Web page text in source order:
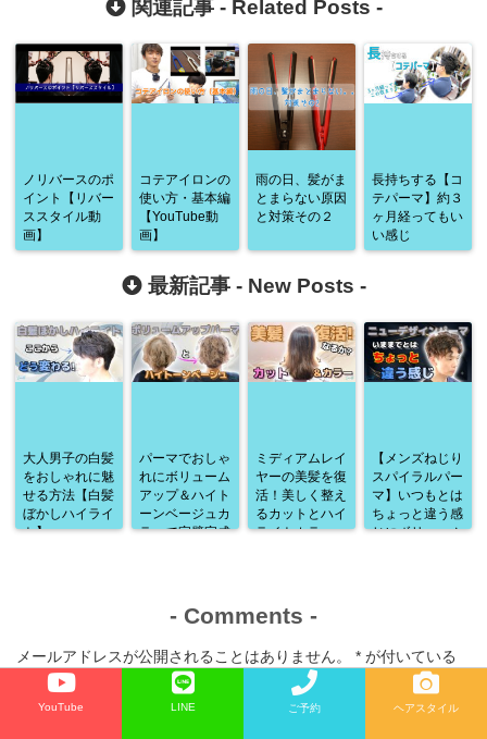
関連記事 - Related Posts -
ノリバースのポ
イント【リバー
ススタイル動
画】
コテアイロンの
使い方・基本編
【YouTube動
画】
雨の日、髪がま
とまらない原因
と対策その２
長持ちする【コ
テパーマ】約３
ヶ月経ってもい
い感じ
最新記事 - New Posts -
大人男子の白髪
をおしゃれに魅
せる方法【白髪
ぼかしハイライ
ト】
パーマでおしゃ
れにボリューム
アップ＆ハイト
ーンベージュカ
ラーで完璧完成
ミディアムレイ
ヤーの美髪を復
活！美しく整え
るカットとハイ
ライトカラー
【メンズねじり
スパイラルパー
マ】いつもとは
ちょっと違う感
じにボリューム
- Comments -
メールアドレスが公開されることはありません。 * が付いている
欄は必須項目です
コメント*
YouTube LINE ご予約 ヘアスタイル